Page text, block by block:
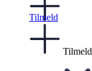
Tilmeld
Tilmeld